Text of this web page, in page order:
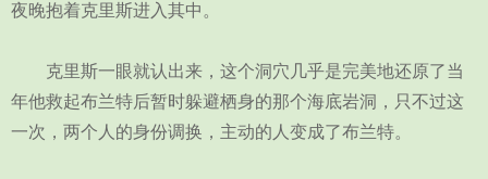
夜晚抱着克里斯进入其中。
克里斯一眼就认出来，这个洞穴几乎是完美地还原了当
年他救起布兰特后暂时躲避栖身的那个海底岩洞，只不过这
一次，两个人的身份调换，主动的人变成了布兰特。